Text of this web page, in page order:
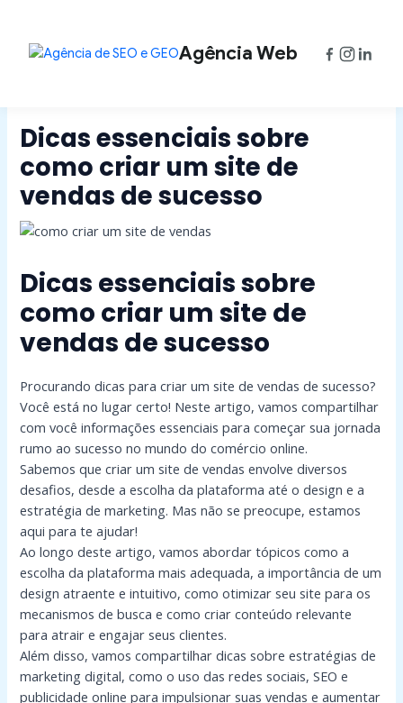
Agência Web
Dicas essenciais sobre
como criar um site de
vendas de sucesso
Dicas essenciais sobre
como criar um site de
vendas de sucesso
Procurando dicas para criar um site de vendas de sucesso?
Você está no lugar certo! Neste artigo, vamos compartilhar
com você informações essenciais para começar sua jornada
rumo ao sucesso no mundo do comércio online.
Sabemos que criar um site de vendas envolve diversos
desafios, desde a escolha da plataforma até o design e a
estratégia de marketing. Mas não se preocupe, estamos
aqui para te ajudar!
Ao longo deste artigo, vamos abordar tópicos como a
escolha da plataforma mais adequada, a importância de um
design atraente e intuitivo, como otimizar seu site para os
mecanismos de busca e como criar conteúdo relevante
para atrair e engajar seus clientes.
Além disso, vamos compartilhar dicas sobre estratégias de
marketing digital, como o uso das redes sociais, SEO e
publicidade online para impulsionar suas vendas e aumentar